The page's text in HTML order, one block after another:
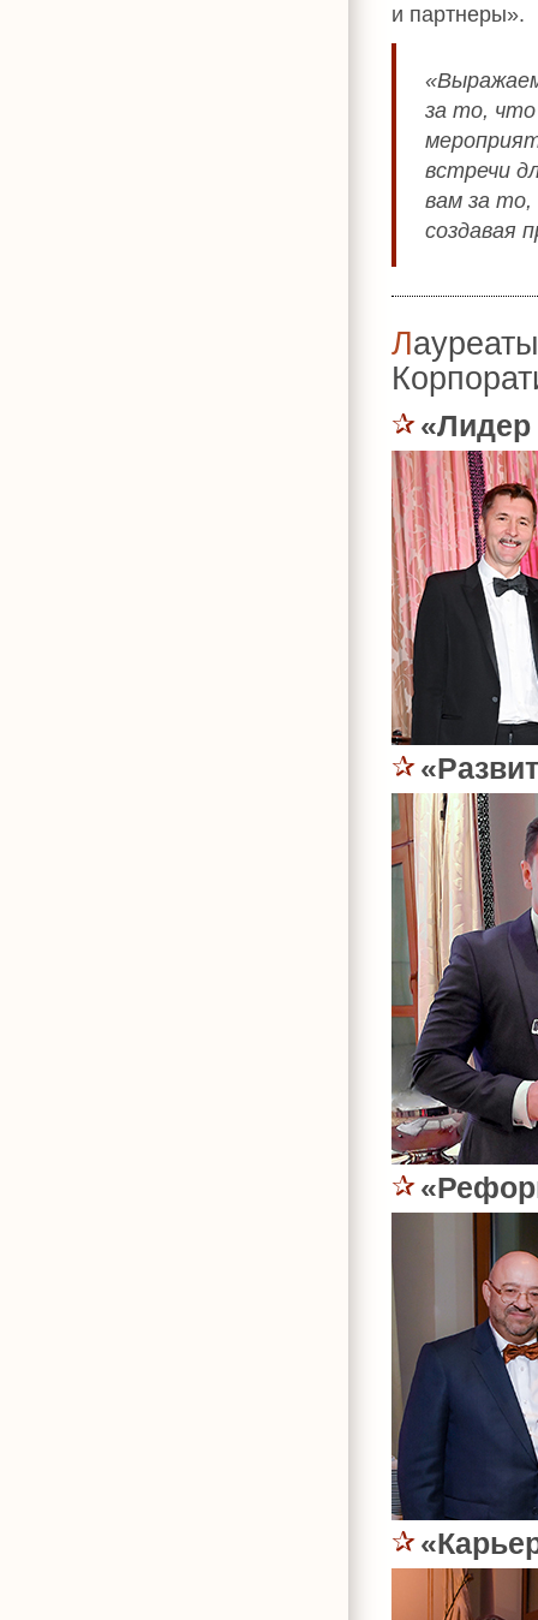
и партнеры».
за то, что
встречи
вам за то,
создавая
Лауреаты премии «УСПЕХ. Лучший
«Лидер